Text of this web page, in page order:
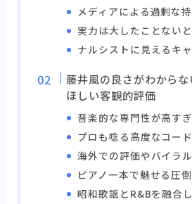
メディアによる過剰な
実力は大したことない
ナルシストに見えるキ
藤井風の良さがわから
ほしい客観的評価
音楽的な専門性が高す
プロも唸る高度なコー
海外での評価やバイラ
ピアノ一本で魅せる圧
昭和歌謡とR&Bを融合